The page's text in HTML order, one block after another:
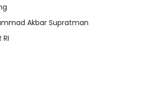
Akbar Supratman